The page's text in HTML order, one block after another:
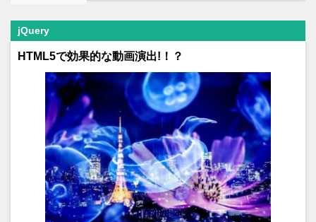
jQuery
HTML5で効果的な動画演出!！？